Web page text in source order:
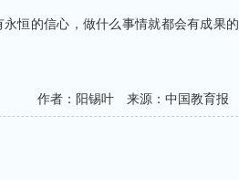
恒的信心，做什么事情就都会有成果的
作者：阳锡叶 来源：中国教育报